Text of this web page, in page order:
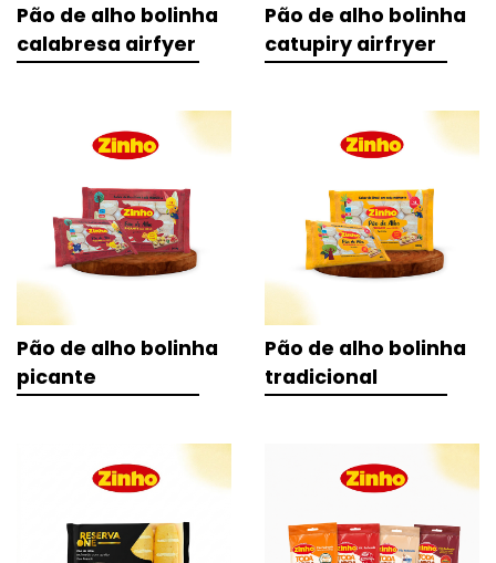
Pão de alho bolinha
calabresa airfyer
Pão de alho bolinha
catupiry airfryer
Pão de alho bolinha
picante
Pão de alho bolinha
tradicional